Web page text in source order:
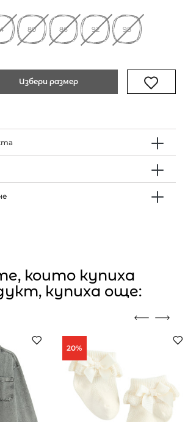
80 86 92 98
Избери размер
които купиха
купиха още:
20%